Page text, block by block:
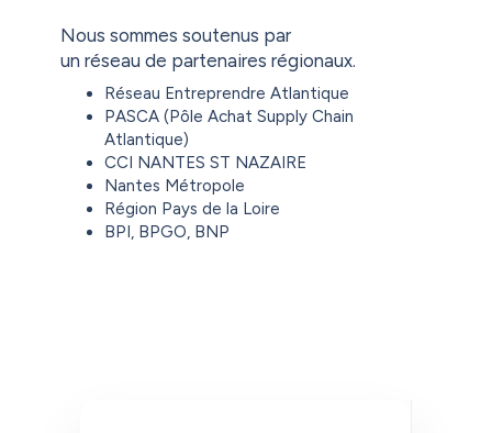
Nous sommes soutenus par
un réseau de partenaires régionaux.
Réseau Entreprendre Atlantique
PASCA (Pôle Achat Supply Chain
Atlantique)
CCI NANTES ST NAZAIRE
Nantes Métropole
Région Pays de la Loire
BPI, BPGO, BNP